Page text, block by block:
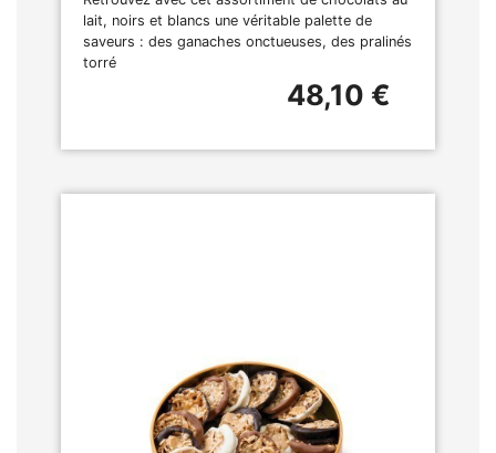
lait, noirs et blancs une véritable palette de
saveurs : des ganaches onctueuses, des pralinés
torré
48,10 €